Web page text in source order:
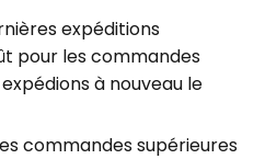
expéditions
pour les commandes
à nouveau le
commandes supérieures